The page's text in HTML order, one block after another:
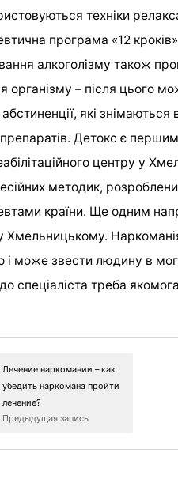
техніки
програма «12
алкоголізму також
організму – після цього
які знімаються
Детокс є
центру у
методик,
країни. Ще одним
Хмельницькому.
і може звести людину в
спеціаліста треба
Лечение наркомании – как
убедить наркомана пройти
лечение?
Предыдущая запись